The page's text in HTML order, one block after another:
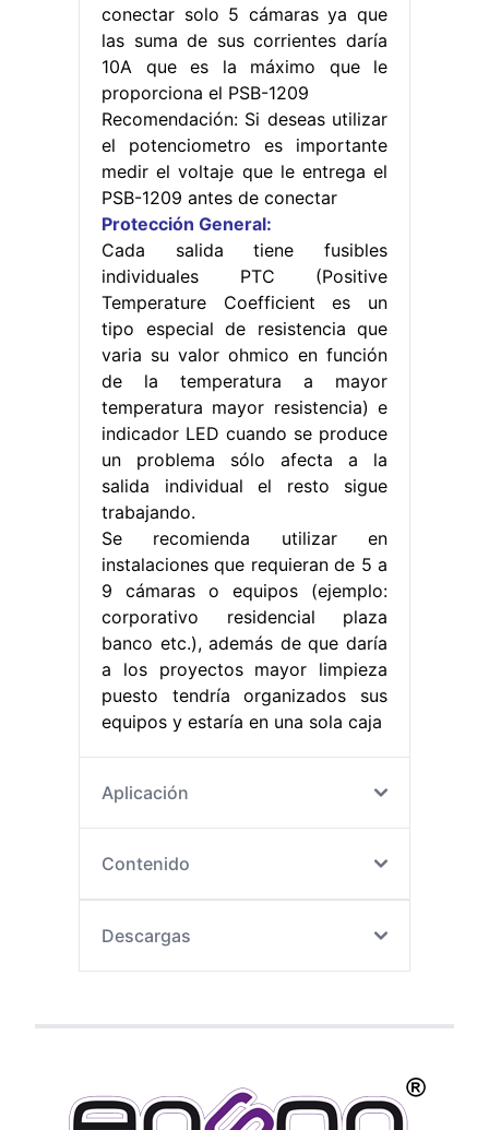
conectar solo 5 cámaras ya que
las suma de sus corrientes daría
10A que es la máximo que le
proporciona el PSB-1209
Recomendación: Si deseas utilizar
el potenciometro es importante
medir el voltaje que le entrega el
PSB-1209 antes de conectar
Protección General:
Cada salida tiene fusibles
individuales PTC (Positive
Temperature Coefficient es un
tipo especial de resistencia que
varia su valor ohmico en función
de la temperatura a mayor
temperatura mayor resistencia) e
indicador LED cuando se produce
un problema sólo afecta a la
salida individual el resto sigue
trabajando.
Se recomienda utilizar en
instalaciones que requieran de 5 a
9 cámaras o equipos (ejemplo:
corporativo residencial plaza
banco etc.), además de que daría
a los proyectos mayor limpieza
puesto tendría organizados sus
equipos y estaría en una sola caja
Aplicación
Contenido
Descargas